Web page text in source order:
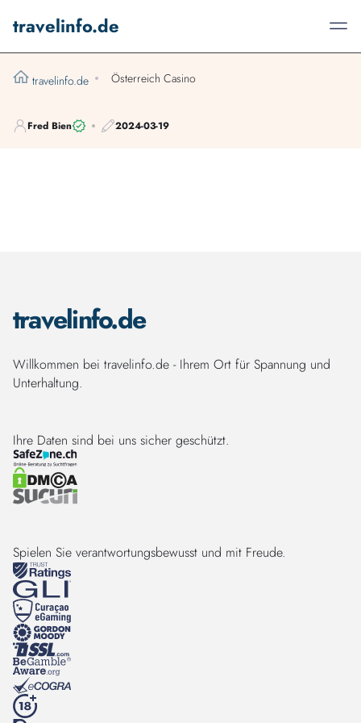
travelinfo.de
travelinfo.de Österreich Casino
Fred Bien 2024-03-19
travelinfo.de
Willkommen bei travelinfo.de - Ihrem Ort für Spannung und
Unterhaltung.
Ihre Daten sind bei uns sicher geschützt.
Spielen Sie verantwortungsbewusst und mit Freude.